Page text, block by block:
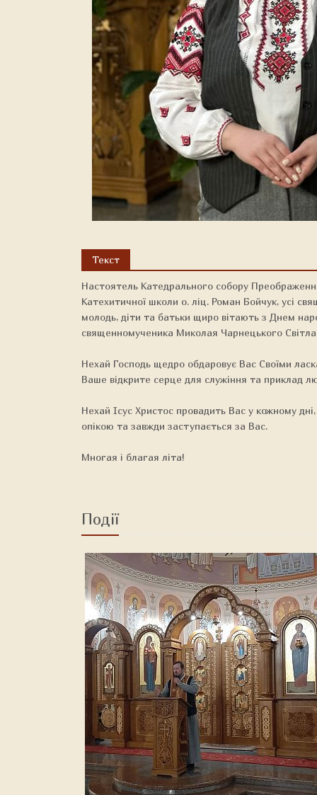
Текст
Настоятель Катедрального собору
Катехитичної школи о. ліц. Роман Бойчук, усі
молодь, діти та батьки щиро вітають з Днем
священномученика Миколая Чарнецького
Нехай Господь щедро обдаровує Вас Своїми
Ваше відкрите серце для служіння та приклад
Нехай Ісус Христос провадить Вас у кожному
опікою та завжди заступається за Вас.
Многая і благая літа!
Події